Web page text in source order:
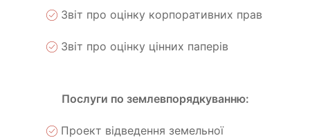
Звіт про оцінку корпоративних прав
Звіт про оцінку цінних паперів
Послуги по землевпорядкуванню:
Проект відведення земельної